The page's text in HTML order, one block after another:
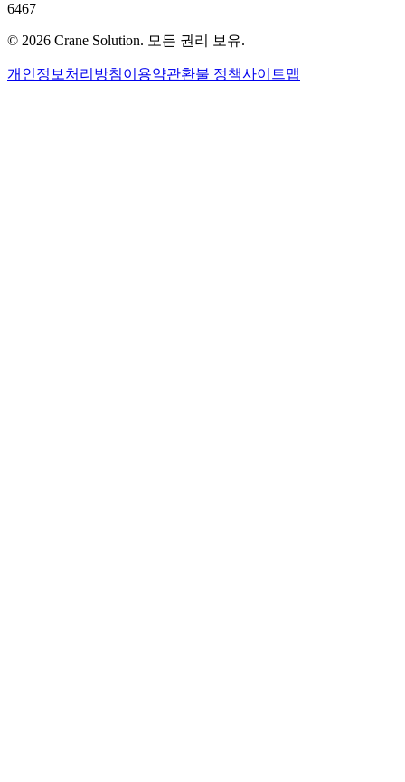
6467
© 2026 Crane Solution. 모든 권리 보유.
개인정보처리방침이용약관환불 정책사이트맵